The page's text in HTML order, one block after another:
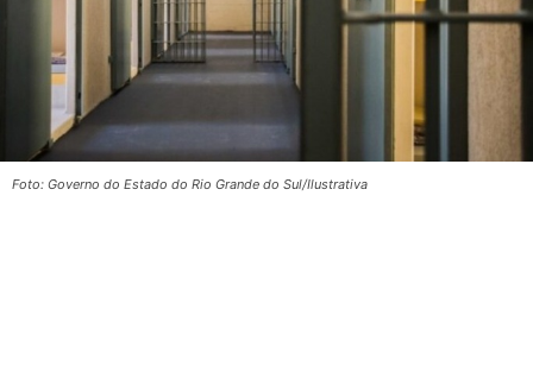
Foto: Governo do Estado do Rio Grande do Sul/Ilustrativa